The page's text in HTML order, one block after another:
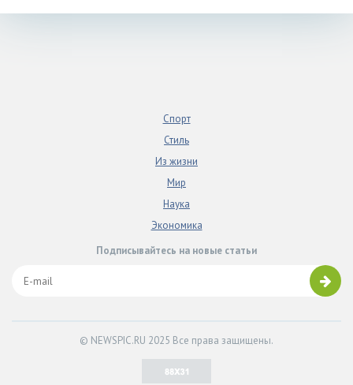
Спорт
Стиль
Из жизни
Мир
Наука
Экономика
Подписывайтесь на новые статьи
© NEWSPIC.RU 2025 Все права защищены.